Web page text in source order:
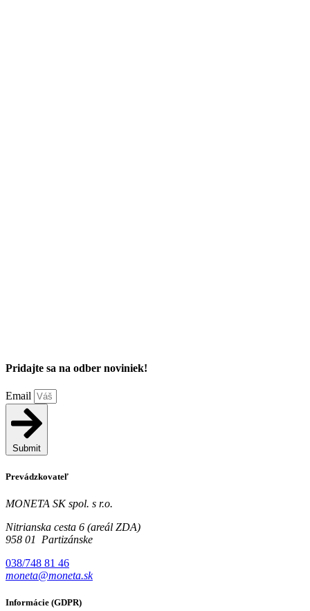
Pridajte sa na odber noviniek!
Email
Submit
Prevádzkovateľ
MONETA SK spol. s r.o.
Nitrianska cesta 6 (areál ZDA)
958 01 Partizánske
038/748 81 46
moneta@moneta.sk
Informácie (GDPR)